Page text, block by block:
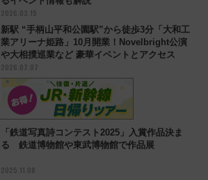
2026.03.15
新駅 “手柄山平和公園駅”から徒歩3分「大和工
業アリーナ姫路」10月開業！Novelbright公演
や大相撲巡業など 豪華イベントとアクセス
2026.07.07
「鉄道写真詩コンテスト2025」入賞作品決ま
る 鉄道博物館や東武博物館で作品展
2025.11.08